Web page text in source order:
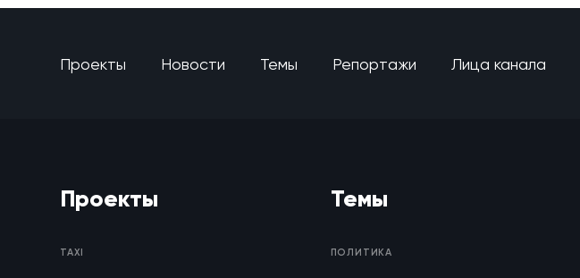
Проекты Новости Темы Репортажи Лица канала
Проекты
TAXI
Темы
ПОЛИТИКА